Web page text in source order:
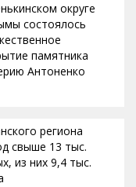
округе
состоялось
памятника
Антоненко
региона
свыше 13 тыс.
из них 9,4 тыс.